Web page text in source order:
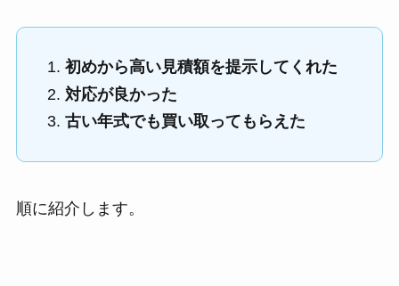
初めから高い見積額を提示してくれた
対応が良かった
古い年式でも買い取ってもらえた
順に紹介します。